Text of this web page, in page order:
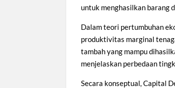
untuk menghasilkan barang
Dalam teori pertumbuhan
produktivitas marginal
tambah yang mampu
menjelaskan perbedaan
Secara konseptual, Capital